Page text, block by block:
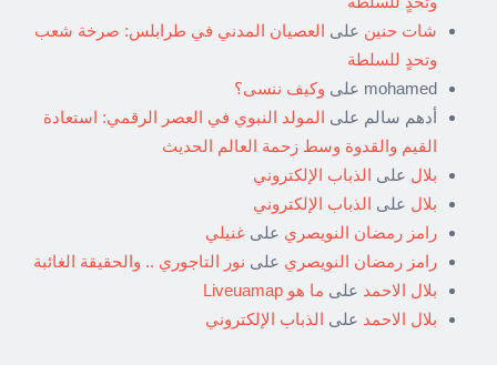
شات حنين على العصيان المدني في طرابلس: صرخة شعب
وتحدٍ للسلطة
mohamed على وكيف ننسى؟
أدهم سالم على المولد النبوي في العصر الرقمي: استعادة
القيم والقدوة وسط زحمة العالم الحديث
بلال على الذباب الإلكتروني
بلال على الذباب الإلكتروني
رامز رمضان النويصري على غنيلي
رامز رمضان النويصري على نور التاجوري .. والحقيقة الغائبة
بلال الاحمد على ما هو Liveuamap
بلال الاحمد على الذباب الإلكتروني